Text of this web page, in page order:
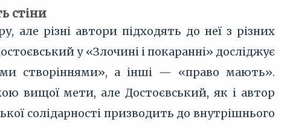
стіни
але різні автори підходять до неї з різних
у «Злочині і покаранні» досліджує
створіннями», а інші — «право мають».
вищої мети, але Достоєвський, як і автор
солідарності призводить до внутрішнього